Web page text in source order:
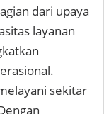
dari upaya
layanan
sekitar